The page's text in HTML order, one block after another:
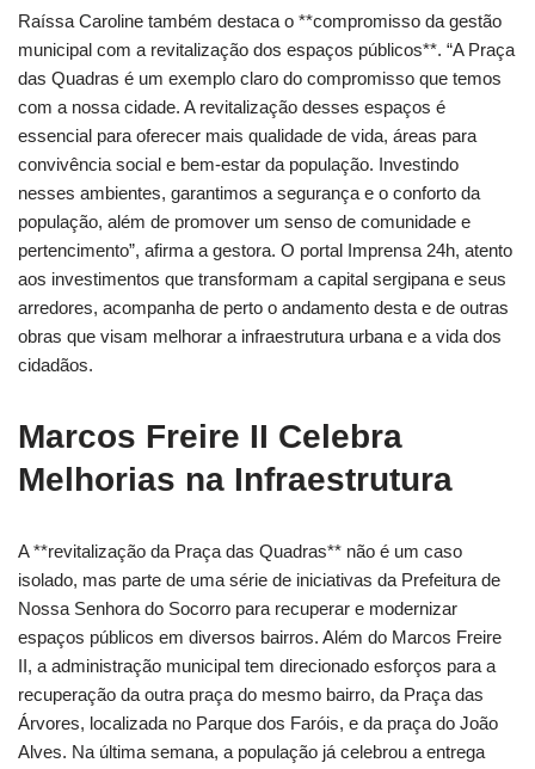
Raíssa Caroline também destaca o **compromisso da gestão
municipal com a revitalização dos espaços públicos**. “A Praça
das Quadras é um exemplo claro do compromisso que temos
com a nossa cidade. A revitalização desses espaços é
essencial para oferecer mais qualidade de vida, áreas para
convivência social e bem-estar da população. Investindo
nesses ambientes, garantimos a segurança e o conforto da
população, além de promover um senso de comunidade e
pertencimento”, afirma a gestora. O portal Imprensa 24h, atento
aos investimentos que transformam a capital sergipana e seus
arredores, acompanha de perto o andamento desta e de outras
obras que visam melhorar a infraestrutura urbana e a vida dos
cidadãos.
Marcos Freire II Celebra
Melhorias na Infraestrutura
A **revitalização da Praça das Quadras** não é um caso
isolado, mas parte de uma série de iniciativas da Prefeitura de
Nossa Senhora do Socorro para recuperar e modernizar
espaços públicos em diversos bairros. Além do Marcos Freire
II, a administração municipal tem direcionado esforços para a
recuperação da outra praça do mesmo bairro, da Praça das
Árvores, localizada no Parque dos Faróis, e da praça do João
Alves. Na última semana, a população já celebrou a entrega